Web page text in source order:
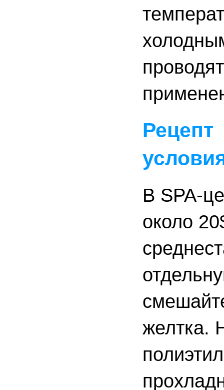
В SPA-
около
желтка.